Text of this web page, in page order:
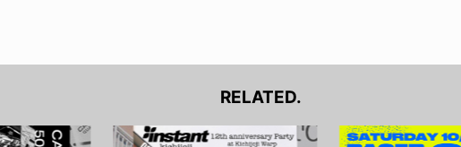
RELATED.